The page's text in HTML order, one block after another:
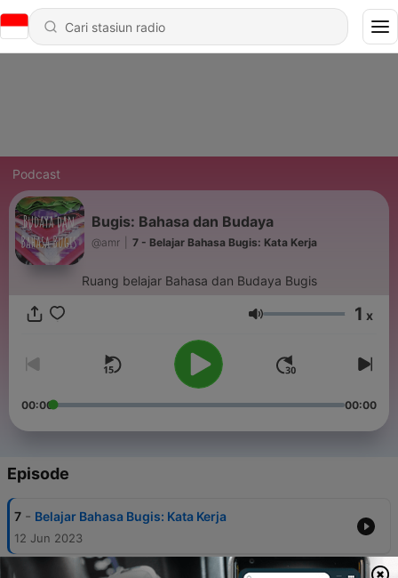
Podcast
Bugis: Bahasa dan Budaya
@amr 7 - Belajar Bahasa Bugis: Kata Kerja
Ruang belajar Bahasa dan Budaya Bugis
Volume 1 x
00:00 00:00
Episode
7 - Belajar Bahasa Bugis: Kata Kerja
12 Jun 2023
6 Belajar Bahasa Bugis: Waktu